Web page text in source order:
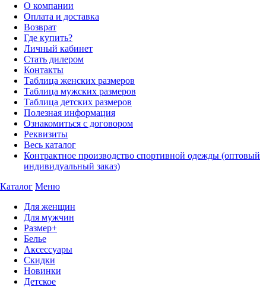
О компании
Оплата и доставка
Возврат
Где купить?
Личный кабинет
Стать дилером
Контакты
Таблица женских размеров
Таблица мужских размеров
Таблица детских размеров
Полезная информация
Ознакомиться с договором
Реквизиты
Весь каталог
Контрактное производство спортивной одежды (оптовый
индивидуальный заказ)
Каталог Меню
Для женщин
Для мужчин
Размер+
Белье
Аксессуары
Скидки
Новинки
Детское